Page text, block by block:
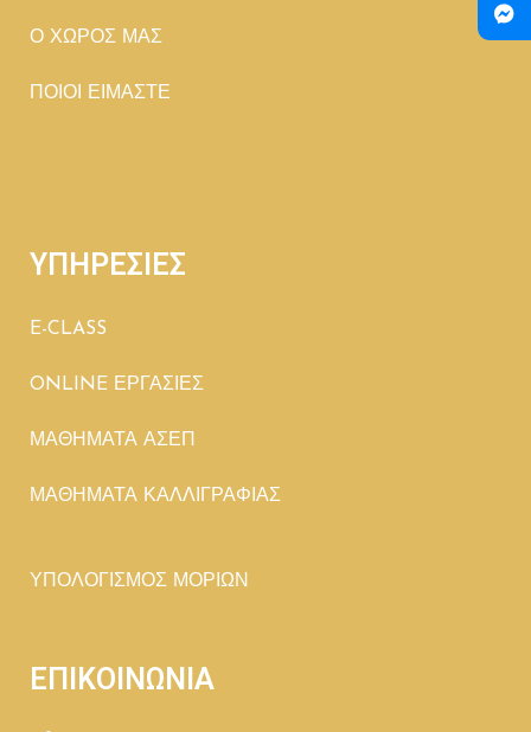
Ο ΧΩΡΟΣ ΜΑΣ
ΠΟΙΟΙ ΕΙΜΑΣΤΕ
ΥΠΗΡΕΣΙΕΣ
E-CLASS
ONLINE ΕΡΓΑΣΙΕΣ
ΜΑΘΗΜΑΤΑ ΑΣΕΠ
ΜΑΘΗΜΑΤΑ ΚΑΛΛΙΓΡΑΦΙΑΣ
ΥΠΟΛΟΓΙΣΜΟΣ ΜΟΡΙΩΝ
ΕΠΙΚΟΙΝΩΝΙΑ